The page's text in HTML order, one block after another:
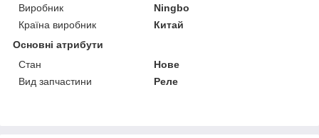
Виробник
Ningbo
Країна виробник
Китай
Основні атрибути
Стан
Нове
Вид запчастини
Реле